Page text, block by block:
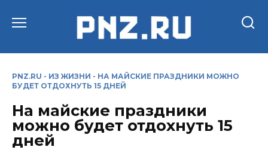
PNZ.RU - ИЗ ЖИЗНИ - НА МАЙСКИЕ ПРАЗДНИКИ МОЖНО
БУДЕТ ОТДОХНУТЬ 15 ДНЕЙ
На майские праздники
можно будет отдохнуть 15
дней